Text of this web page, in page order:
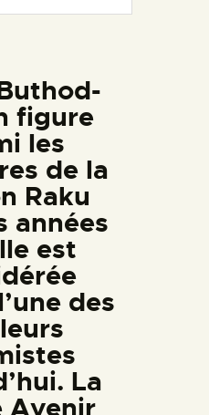
figure
les
de la
Raku
années
est
des
La
Avenir